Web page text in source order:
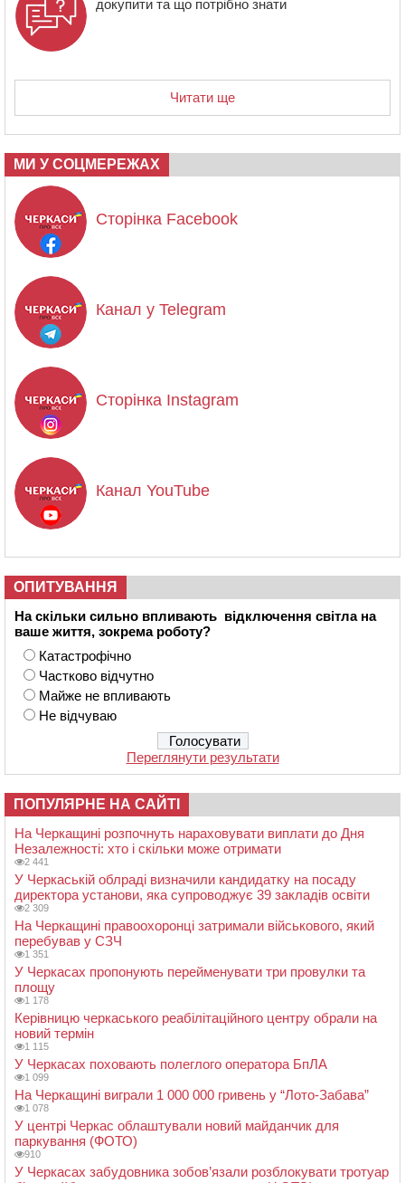
докупити та що потрібно знати
Читати ще
МИ У СОЦМЕРЕЖАХ
Сторінка Facebook
Канал у Telegram
Сторінка Instagram
Канал YouTube
ОПИТУВАННЯ
На скільки сильно впливають відключення світла на
ваше життя, зокрема роботу?
Катастрофічно
Частково відчутно
Майже не впливають
Не відчуваю
Переглянути результати
ПОПУЛЯРНЕ НА САЙТІ
На Черкащині розпочнуть нараховувати виплати до Дня
Незалежності: хто і скільки може отримати
2 441
У Черкаській облраді визначили кандидатку на посаду
директора установи, яка супроводжує 39 закладів освіти
2 309
На Черкащині правоохоронці затримали військового, який
перебував у СЗЧ
1 351
У Черкасах пропонують перейменувати три провулки та
площу
1 178
Керівницю черкаського реабілітаційного центру обрали на
новий термін
1 115
У Черкасах поховають полеглого оператора БпЛА
1 099
На Черкащині виграли 1 000 000 гривень у “Лото-Забава”
1 078
У центрі Черкас облаштували новий майданчик для
паркування (ФОТО)
910
У Черкасах забудовника зобов’язали розблокувати тротуар